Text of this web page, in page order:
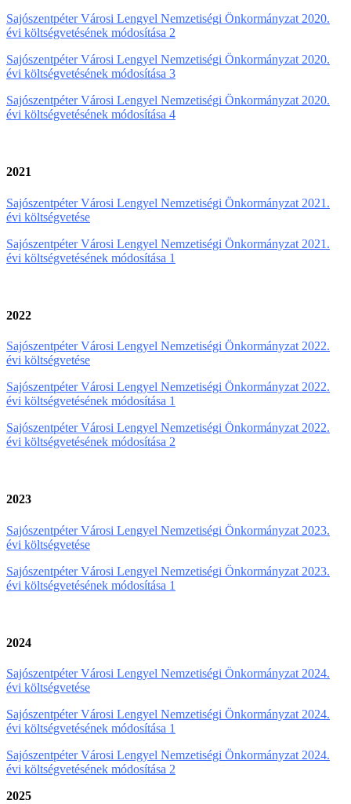
Sajószentpéter Városi Lengyel Nemzetiségi Önkormányzat 2020.
évi költségvetésének módosítása 2
Sajószentpéter Városi Lengyel Nemzetiségi Önkormányzat 2020.
évi költségvetésének módosítása 3
Sajószentpéter Városi Lengyel Nemzetiségi Önkormányzat 2020.
évi költségvetésének módosítása 4
2021
Sajószentpéter Városi Lengyel Nemzetiségi Önkormányzat 2021.
évi költségvetése
Sajószentpéter Városi Lengyel Nemzetiségi Önkormányzat 2021.
évi költségvetésének módosítása 1
2022
Sajószentpéter Városi Lengyel Nemzetiségi Önkormányzat 2022.
évi költségvetése
Sajószentpéter Városi Lengyel Nemzetiségi Önkormányzat 2022.
évi költségvetésének módosítása 1
Sajószentpéter Városi Lengyel Nemzetiségi Önkormányzat 2022.
évi költségvetésének módosítása 2
2023
Sajószentpéter Városi Lengyel Nemzetiségi Önkormányzat 2023.
évi költségvetése
Sajószentpéter Városi Lengyel Nemzetiségi Önkormányzat 2023.
évi költségvetésének módosítása 1
2024
Sajószentpéter Városi Lengyel Nemzetiségi Önkormányzat 2024.
évi költségvetése
Sajószentpéter Városi Lengyel Nemzetiségi Önkormányzat 2024.
évi költségvetésének módosítása 1
Sajószentpéter Városi Lengyel Nemzetiségi Önkormányzat 2024.
évi költségvetésének módosítása 2
2025